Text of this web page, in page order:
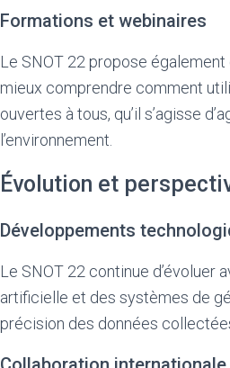
Formations et webinaires
Le SNOT 22 propose
mieux comprendre comment
ouvertes à tous, qu’il s’agisse
l’environnement.
Évolution et
Développements
Le SNOT 22 continue d’évoluer
artificielle et des systèmes de
précision des données